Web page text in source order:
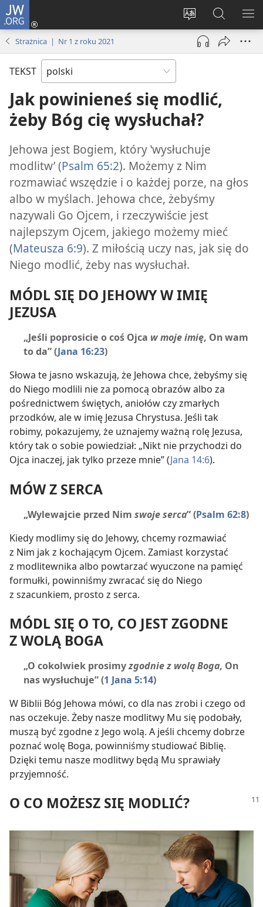
JW.ORG
Wybór
języka
Logowanie
(opens
window)
Szukaj
na
JW.ORG
Strażnica | Nr 1 z roku 2021
TEKST
Jak powinieneś się modlić,
żeby Bóg cię wysłuchał?
Jehowa jest Bogiem, który ‛wysłuchuje
modlitw’ (Psalm 65:2). Możemy z Nim
rozmawiać wszędzie i o każdej porze, na głos
albo w myślach. Jehowa chce, żebyśmy
nazywali Go Ojcem, i rzeczywiście jest
najlepszym Ojcem, jakiego możemy mieć
(Mateusza 6:9). Z miłością uczy nas, jak się do
Niego modlić, żeby nas wysłuchał.
MÓDL SIĘ DO JEHOWY W IMIĘ
JEZUSA
„Jeśli poprosicie o coś Ojca w moje imię, On wam
to da”(Jana 16:23)
Słowa te jasno wskazują, że Jehowa chce, żebyśmy się
do Niego modlili nie za pomocą obrazów albo za
pośrednictwem świętych, aniołów czy zmarłych
przodków, ale w imię Jezusa Chrystusa. Jeśli tak
robimy, pokazujemy, że uznajemy ważną rolę Jezusa,
który tak o sobie powiedział: „Nikt nie przychodzi do
Ojca inaczej, jak tylko przeze mnie” (Jana 14:6).
MÓW Z SERCA
„Wylewajcie przed Nim swoje serca”(Psalm 62:8)
Kiedy modlimy się do Jehowy, chcemy rozmawiać
z Nim jak z kochającym Ojcem. Zamiast korzystać
z modlitewnika albo powtarzać wyuczone na pamięć
formułki, powinniśmy zwracać się do Niego
z szacunkiem, prosto z serca.
MÓDL SIĘ O TO, CO JEST ZGODNE
Z WOLĄ BOGA
„O cokolwiek prosimyzgodnie z wolą Boga, On
nas wysłuchuje”(1 Jana 5:14)
W Biblii Bóg Jehowa mówi, co dla nas zrobi i czego od
nas oczekuje. Żeby nasze modlitwy Mu się podobały,
muszą być zgodne z Jego wolą. A jeśli chcemy dobrze
poznać wolę Boga, powinniśmy studiować Biblię.
Dzięki temu nasze modlitwy będą Mu sprawiały
przyjemność.
O CO MOŻESZ SIĘ MODLIĆ?